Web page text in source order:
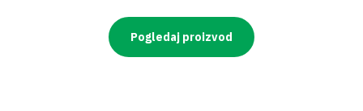
Pogledaj proizvod